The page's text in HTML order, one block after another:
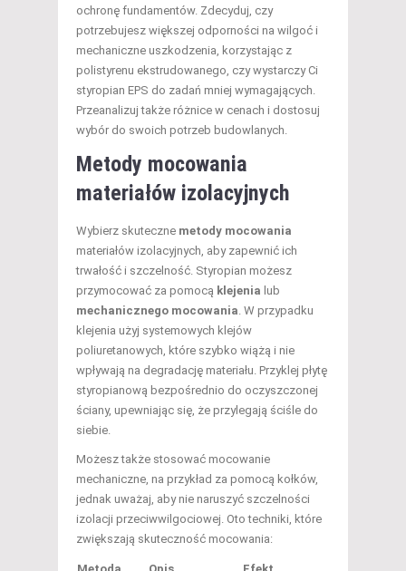
ochronę fundamentów. Zdecyduj, czy
potrzebujesz większej odporności na wilgoć i
mechaniczne uszkodzenia, korzystając z
polistyrenu ekstrudowanego, czy wystarczy Ci
styropian EPS do zadań mniej wymagających.
Przeanalizuj także różnice w cenach i dostosuj
wybór do swoich potrzeb budowlanych.
Metody mocowania
materiałów izolacyjnych
Wybierz skuteczne metody mocowania
materiałów izolacyjnych, aby zapewnić ich
trwałość i szczelność. Styropian możesz
przymocować za pomocą klejenia lub
mechanicznego mocowania . W przypadku
klejenia użyj systemowych klejów
poliuretanowych, które szybko wiążą i nie
wpływają na degradację materiału. Przyklej płytę
styropianową bezpośrednio do oczyszczonej
ściany, upewniając się, że przylegają ściśle do
siebie.
Możesz także stosować mocowanie
mechaniczne, na przykład za pomocą kołków,
jednak uważaj, aby nie naruszyć szczelności
izolacji przeciwwilgociowej. Oto techniki, które
zwiększają skuteczność mocowania: